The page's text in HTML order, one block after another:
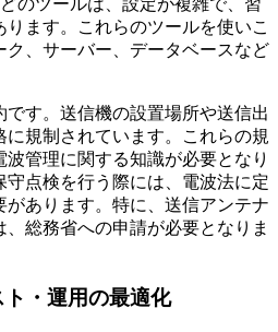
どのツールは、設定が複雑で、習
ます。これらのツールを使いこ
ク、サーバー、データベースなど
す。送信機の設置場所や送信出
規制されています。これらの規
管理に関する知識が必要となり
守点検を行う際には、電波法に定
あります。特に、送信アンテナ
総務省への申請が必要となりま
・運用の最適化